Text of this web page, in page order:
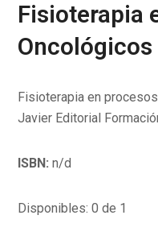
Fisioterapia
Oncológicos
Fisioterapia en
Javier Editorial
ISBN: n/d
Disponibles: 0 de 1